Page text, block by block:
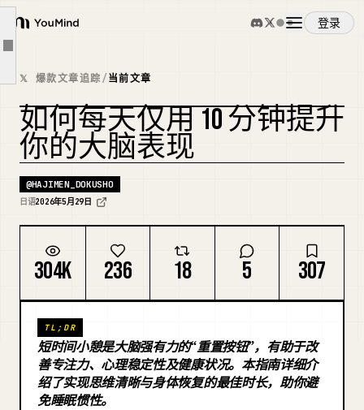
YouMind
登录
概览
使用案例
技能
提示词
定价
下载
博客
文章大纲
睡眠惯性。
我经常做的是只闭眼 6 分钟。
我想把内容留在脑子里。
所以，刻意什么都不做。只闭眼 6 分钟。
仅仅是因睡眠不足而犯困，而非“疲劳而困”。
40-60 分钟的午睡。
根据目的选择时间。
总结：午睡是增强认知功能的有效方式
午睡不是偷懒。
𝕏 爆款文章追踪/当前文章
如何每天仅用 10 分钟提升
你的大脑表现
@HAJIMEN_DOKUSHO
日语2026年5月29日
304K 236 18 5 307
TL;DR
短时间小憩是大脑强有力的“重置按钮”，有助于改
善专注力、心理稳定性及健康状况。本指南详细介
绍了实现思维清晰与身体恢复的最佳时长，助你避
免睡眠惯性。